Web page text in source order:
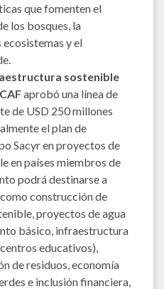
que fomenten el
los bosques, la
y el
sostenible
aprobó una línea de
de USD 250 millones
el plan de
Sacyr en proyectos de
en países miembros de
podrá destinarse a
construcción de
proyectos de agua
básico, infraestructura
educativos),
de residuos, economía
e inclusión financiera,